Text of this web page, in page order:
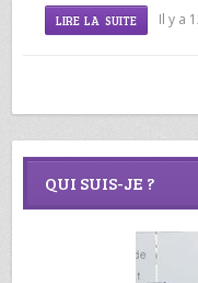
LIRE LA SUITE Il y a
QUI SUIS-JE ?